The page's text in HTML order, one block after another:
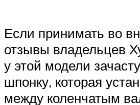
Если принимать во
отзывы владельцев
у этой модели
шпонку, которая
между коленчатым